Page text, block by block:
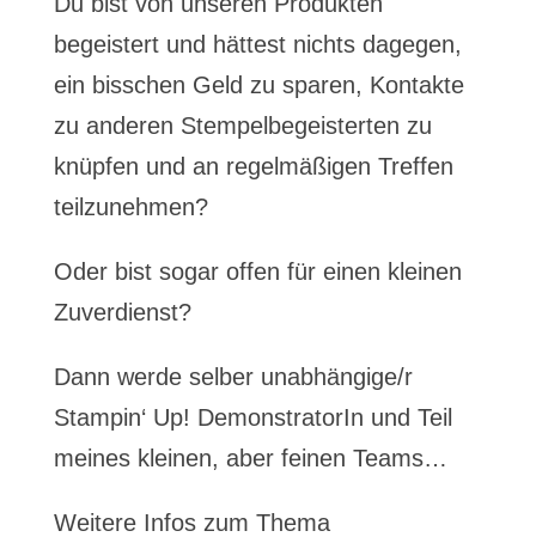
begeistert und hättest nichts dagegen,
ein bisschen Geld zu sparen, Kontakte
zu anderen Stempelbegeisterten zu
knüpfen und an regelmäßigen Treffen
teilzunehmen?
Oder bist sogar offen für einen kleinen
Zuverdienst?
Dann werde selber unabhängige/r
Stampin‘ Up! DemonstratorIn und Teil
meines kleinen, aber feinen Teams…
Weitere Infos zum Thema